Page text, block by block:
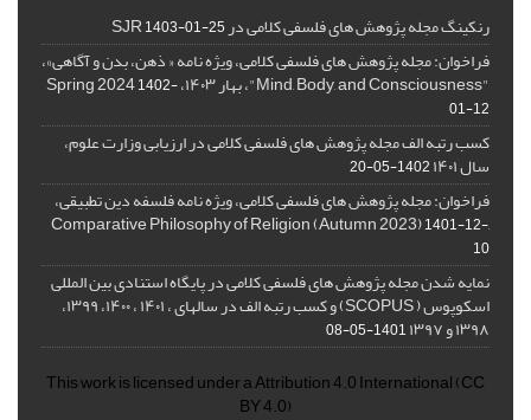
رنکینگ مجله پژوهش های فلسفی کلامی در SJR1403-01-25
فراخوان: مجله پژوهش های فلسفی کلامی، ویژه نامه « ذهن، بدن و آگاهی»،
"Mind, Body, and Consciousness"، بهار ۱۴۰۳، Spring 2024
1402-
01-12
کسب رتبه الف مجله پژوهش های فلسفی کلامی در ارزیابی وزارت علوم،
سال ۱۴۰۱ 1402-05-20
فراخوان: مجله پژوهش های فلسفی کلامی، ویژه نامه فلسفه دین تطبیقی،
,Comparative Philosophy of Religion (Autumn 2023)
1401-12-
10
نمایه شدن مجله پژوهش های فلسفی کلامی در پایگاه استنادی بین المللی
اسکوپوس ( SCOPUS) و کسب رتبه الف در سالهای ، ۱۴۰۱ ، ۱۴۰۰، ۱۳۹۹،
۱۳۹۸ و ۱۳۹۷ 1401-05-08
This work is licensed under aAttribution 4.0 International(CC
BY 4.0)